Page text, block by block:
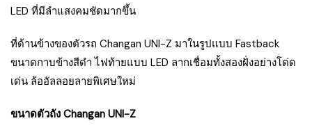
LED ที่มีลำแสงคมชัดมากขึ้น
ที่ด้านข้างของตัวรถ Changan UNI-Z มาในรูปแบบ Fastback
ขนาดกาบข้างสีดำ ไฟท้ายแบบ LED ลากเชื่อมทั้งสองฝั่งอย่างโด่ด
เด่น ล้ออัลลอยลายพิเศษใหม่
ขนาดตัวถัง Changan UNI-Z